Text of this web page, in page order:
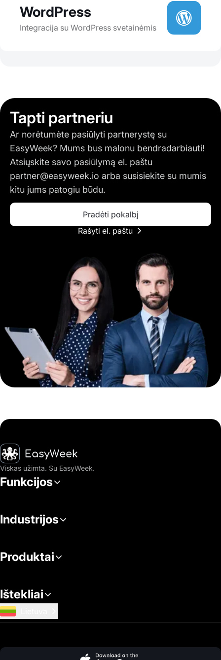
WordPress
Integracija su WordPress svetainėmis
Tapti partneriu
Ar norėtumėte pasiūlyti partnerystę su
EasyWeek? Mums bus malonu bendradarbiauti!
Atsiųskite savo pasiūlymą el. paštu
partner@easyweek.io arba susisiekite su mumis
kitu jums patogiu būdu.
Pradėti pokalbį
Rašyti el. paštu
Pagrindinis puslapis
Viskas užimta. Su EasyWeek.
Funkcijos
Industrijos
Produktai
Ištekliai